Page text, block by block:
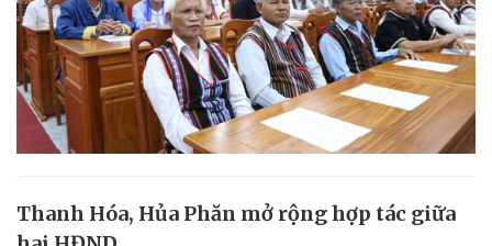
Thanh Hóa, Hủa Phăn mở rộng hợp tác giữa